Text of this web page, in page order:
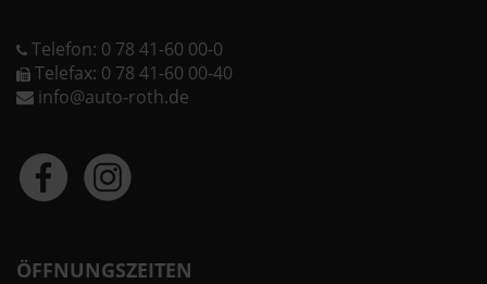
Telefon: 0 78 41-60 00-0
Telefax: 0 78 41-60 00-40
info@auto-roth.de
ÖFFNUNGSZEITEN